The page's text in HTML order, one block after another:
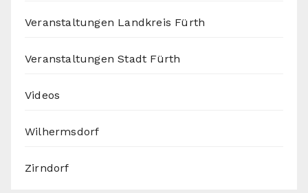
Veranstaltungen Landkreis Fürth
Veranstaltungen Stadt Fürth
Videos
Wilhermsdorf
Zirndorf